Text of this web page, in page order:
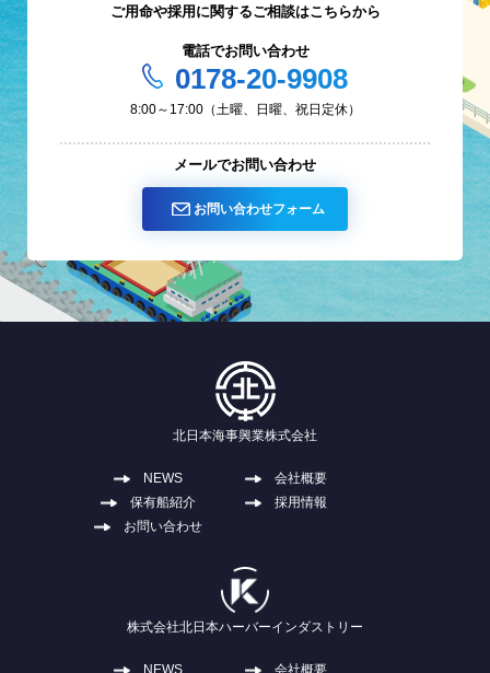
資本金１,０００万円に増資する
むつ小川原港東防波堤ケーソン据付５０函
達成する
運輸省よりブロック製作を受注する
第十五北日本号(１６０t吊)北日本造船
平成６年 資本金２,０００万円に増資する
第二十北日本丸（曳船１,７００ｐｓ）、
第六北日本丸（曳船１,３００ｐｓ）北日
本造船（株）にて建造する
第十八北日本号(１２０t吊)富士海事工業
（株）にて建造する
八戸港外港地区第二中央防波堤本格的に工
事始まる
ご用命や採用に関するご相談はこちらから
電話でお問い合わせ
0178-20-9908
8:00～17:00（土曜、日曜、祝日定休）
メールでお問い合わせ
お問い合わせフォーム
北日本海事興業株式会社
NEWS
会社概要
保有船紹介
採用情報
お問い合わせ
株式会社北日本ハーバーインダストリー
NEWS 会社概要